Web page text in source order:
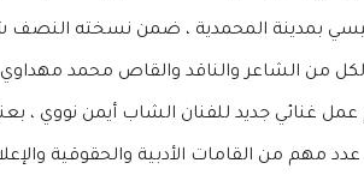
بمدينة المحمدية ، ضمن نسخته النصف
من الشاعر والناقد والقاص محمد مهداوي
عمل غنائي جديد للفنان الشاب أيمن نووي ،
مهم من القامات الأدبية والحقوقية